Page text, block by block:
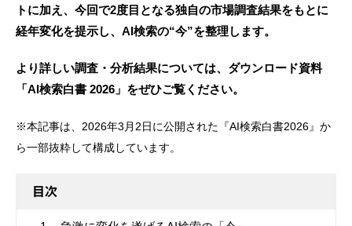
トに加え、今回で2度目となる独自の市場調査結果をもとに
経年変化を提示し、AI検索の“今”を整理します。
より詳しい調査・分析結果については、ダウンロード資料
「AI検索白書 2026」をぜひご覧ください。
※本記事は、2026年3月2日に公開された『AI検索白書2026』か
ら一部抜粋して構成しています。
目次